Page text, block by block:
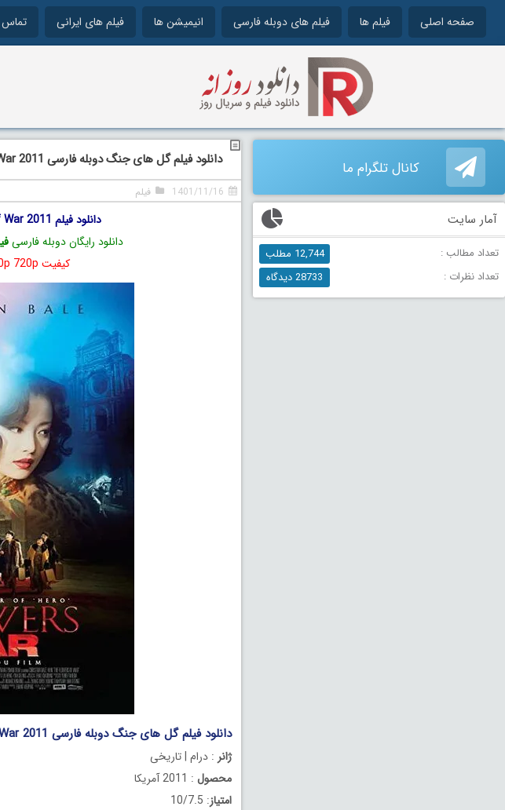
صفحه اصلی فیلم ها فیلم های دوبله فارسی انیمیشن ها فیلم های ایرانی تماس
دانلود فیلم گل های جنگ دوبله فارسی The Flowers of War 2011
1401/11/16 فیلم
دانلود فیلم The Flowers of War 2011 با لینک مستقیم
دانلود رایگان دوبله فارسی
کیفیت BluRay 1080p 720p دوبله فارسی
دانلود فیلم گل های جنگ دوبله فارسی The Flowers of War 2011
ژانر : درام | تاریخی
محصول : 2011 آمریکا
امتیاز: 10/7.5
کانال تلگرام ما
آمار سایت
تعداد مطالب :
12,744 مطلب
تعداد نظرات :
28733 دیدگاه